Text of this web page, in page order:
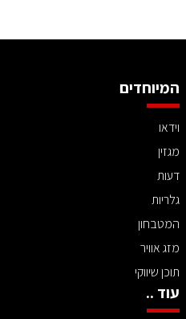
המיוחדים
וידאו
מגזין
דעות
גלריות
המטבחון
מזג אוויר
תוכן שיווקי
עוד ..